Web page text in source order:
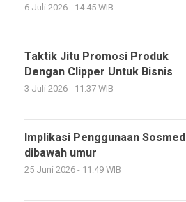
6 Juli 2026 - 14:45 WIB
Taktik Jitu Promosi Produk
Dengan Clipper Untuk Bisnis
3 Juli 2026 - 11:37 WIB
Implikasi Penggunaan Sosmed
dibawah umur
25 Juni 2026 - 11:49 WIB